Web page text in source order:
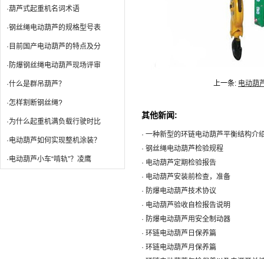
·葫芦式起重机名词术语
·钢丝绳电动葫芦的规格型号表
·目前国产电动葫芦的特点及分
·防爆钢丝绳电动葫芦现场评审
·什么是群吊葫芦？
·怎样割断钢丝绳?
·为什么起重机满负载行驶时比
·电动葫芦如何实现整机涂装？
·电动葫芦小车“啃轨”？凌鹰
上一条: 电动葫
其他新闻:
· 一种新型的环链电动葫芦平衡结构介
· 钢丝绳电动葫芦检验规程
· 电动葫芦定期检验报告
· 电动葫芦安装前检查，准备
· 防爆电动葫芦技术协议
· 电动葫芦验收自检报告说明
· 防爆电动葫芦用安全制动器
· 环链电动葫芦日保养篇
· 环链电动葫芦月保养篇